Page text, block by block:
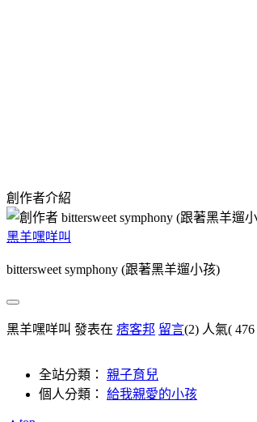
創作者介紹
黑羊嘿咩叫
bittersweet symphony (跟著黑羊遛小孩)
黑羊嘿咩叫 發表在 痞客邦 留言(2) 人氣( 476
全站分類： 親子育兒
個人分類： 給我親愛的小孩